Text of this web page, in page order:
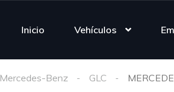
Inicio Vehículos
Mercedes-Benz GLC